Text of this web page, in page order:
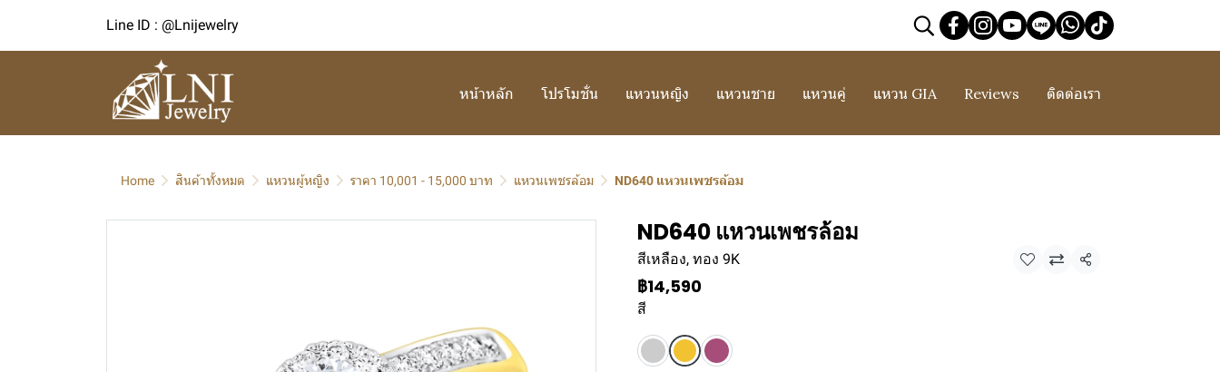
Line ID : @Lnijewelry
หน้าหลัก โปรโมชั่น แหวนหญิง แหวนชาย แหวนคู่ แหวน GIA Reviews ติดต่อเรา
Home สินค้าทั้งหมด แหวนผู้หญิง ราคา 10,001 - 15,000 บาท แหวนเพชรล้อม ND640 แหวนเพชรล้อม
ND640 แหวนเพชรล้อม
สีเหลือง, ทอง 9K แชร์
฿14,590
สี